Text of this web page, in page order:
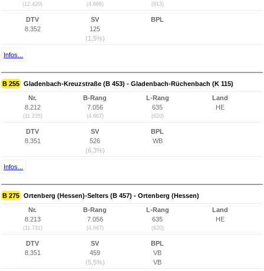
(12.420) (4.666) (913)
DTV
8.352
SV
125
(1,5%)
BPL
Infos...
B 255 Gladenbach-Kreuzstraße (B 453) - Gladenbach-Rüchenbach (K 115)
Nr.
8.212
(11.235)
B-Rang
7.056
(4.667)
L-Rang
635
(620)
Land
HE
DTV
8.351
SV
526
(6,3%)
BPL
WB
Infos...
B 275 Ortenberg (Hessen)-Selters (B 457) - Ortenberg (Hessen)
Nr.
8.213
(11.731)
B-Rang
7.056
(4.667)
L-Rang
635
(620)
Land
HE
DTV
8.351
SV
459
(5,5%)
BPL
VB
VB